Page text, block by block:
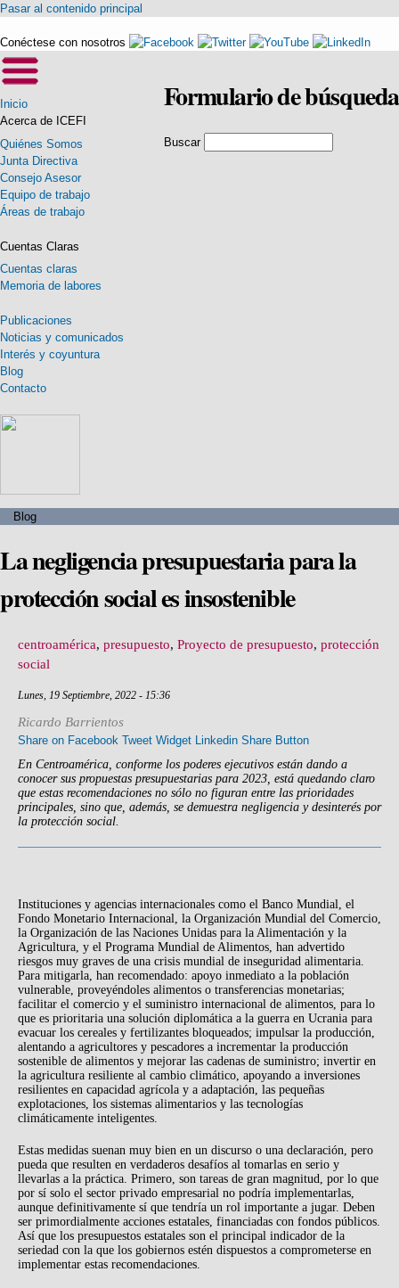
Pasar al contenido principal
Conéctese con nosotros
Formulario de búsqueda
Buscar
Inicio
Acerca de ICEFI
Quiénes Somos
Junta Directiva
Consejo Asesor
Equipo de trabajo
Áreas de trabajo
Cuentas Claras
Cuentas claras
Memoria de labores
Publicaciones
Noticias y comunicados
Interés y coyuntura
Blog
Contacto
Blog
La negligencia presupuestaria para la
protección social es insostenible
centroamérica, presupuesto, Proyecto de presupuesto, protección
social
Lunes, 19 Septiembre, 2022 - 15:36
Ricardo Barrientos
Share on Facebook Tweet Widget Linkedin Share Button
En Centroamérica, conforme los poderes ejecutivos están dando a
conocer sus propuestas presupuestarias para 2023, está quedando claro
que estas recomendaciones no sólo no figuran entre las prioridades
principales, sino que, además, se demuestra negligencia y desinterés por
la protección social.
Instituciones y agencias internacionales como el Banco Mundial, el
Fondo Monetario Internacional, la Organización Mundial del Comercio,
la Organización de las Naciones Unidas para la Alimentación y la
Agricultura, y el Programa Mundial de Alimentos, han advertido
riesgos muy graves de una crisis mundial de inseguridad alimentaria.
Para mitigarla, han recomendado: apoyo inmediato a la población
vulnerable, proveyéndoles alimentos o transferencias monetarias;
facilitar el comercio y el suministro internacional de alimentos, para lo
que es prioritaria una solución diplomática a la guerra en Ucrania para
evacuar los cereales y fertilizantes bloqueados; impulsar la producción,
alentando a agricultores y pescadores a incrementar la producción
sostenible de alimentos y mejorar las cadenas de suministro; invertir en
la agricultura resiliente al cambio climático, apoyando a inversiones
resilientes en capacidad agrícola y a adaptación, las pequeñas
explotaciones, los sistemas alimentarios y las tecnologías
climáticamente inteligentes.
Estas medidas suenan muy bien en un discurso o una declaración, pero
pueda que resulten en verdaderos desafíos al tomarlas en serio y
llevarlas a la práctica. Primero, son tareas de gran magnitud, por lo que
por sí solo el sector privado empresarial no podría implementarlas,
aunque definitivamente sí que tendría un rol importante a jugar. Deben
ser primordialmente acciones estatales, financiadas con fondos públicos.
Así que los presupuestos estatales son el principal indicador de la
seriedad con la que los gobiernos estén dispuestos a comprometerse en
implementar estas recomendaciones.